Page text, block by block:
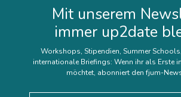
Mit unserem
immer up2date
Workshops, Stipendien, Summer
internationale Briefings: Wenn ihr als Erste
möchtet, abonniert den fjum-